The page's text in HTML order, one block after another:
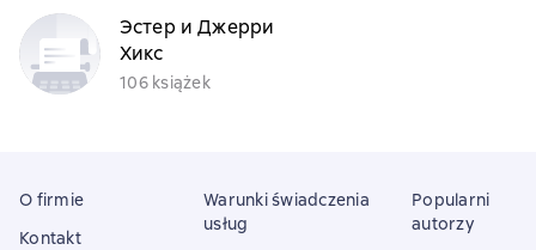
Эстер и Джерри
Хикс
106 książek
O firmie
Kontakt
Warunki świadczenia
usług
Popularni
autorzy